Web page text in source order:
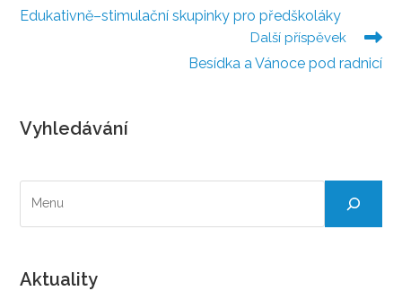
více
Edukativně–stimulační skupinky pro předškoláky
Další příspěvek
Besídka a Vánoce pod radnicí
Vyhledávání
Aktuality